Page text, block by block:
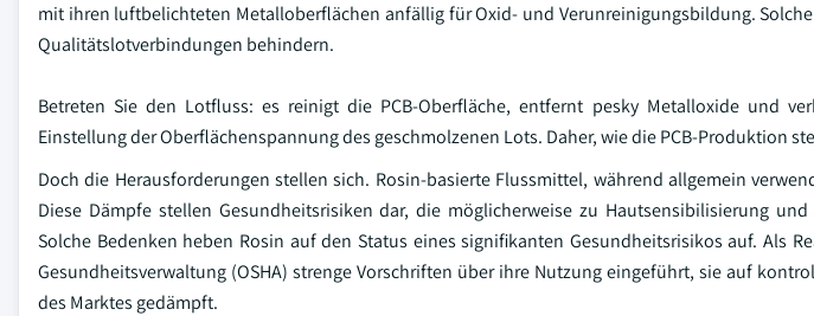
mit ihren luftbelichteten Metalloberflächen anfällig für Oxid- und Verunreinigungsbildung.
Qualitätslotverbindungen behindern.
Betreten Sie den Lotfluss: es reinigt die PCB-Oberfläche, entfernt pesky Metalloxide und
Einstellung der Oberflächenspannung des geschmolzenen Lots. Daher, wie die PCB-Produktion
Doch die Herausforderungen stellen sich. Rosin-basierte Flussmittel, während allgemein
Diese Dämpfe stellen Gesundheitsrisiken dar, die möglicherweise zu Hautsensibilisierung
Solche Bedenken heben Rosin auf den Status eines signifikanten Gesundheitsrisikos auf. Als
Gesundheitsverwaltung (OSHA) strenge Vorschriften über ihre Nutzung eingeführt, sie auf
des Marktes gedämpft.